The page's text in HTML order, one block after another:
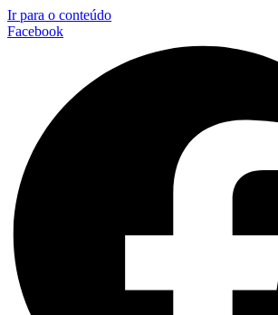
Ir para o conteúdo
Facebook